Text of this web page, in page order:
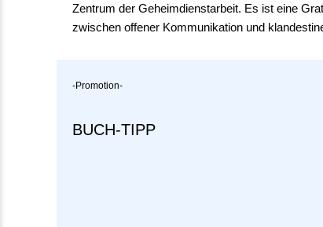
Zentrum der Geheimdienstarbeit. Es ist eine
zwischen offener Kommunikation und
-Promotion-
BUCH-TIPP